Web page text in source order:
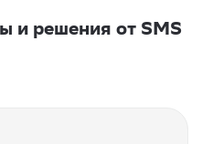
и решения от SMS